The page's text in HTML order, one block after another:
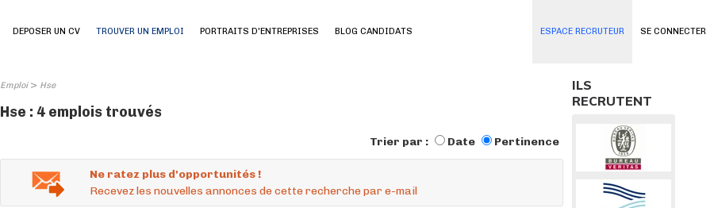
SE CONNECTER
DEPOSER UN CV TROUVER UN EMPLOI PORTRAITS D'ENTREPRISES BLOG CANDIDATS ESPACE RECRUTEUR
Emploi> Hse
Hse : 4 emplois trouvés
Trier par : Date Pertinence
Ne ratez plus d'opportunités !
Recevez les nouvelles annonces de cette recherche par e-mail
ILS
RECRUTENT